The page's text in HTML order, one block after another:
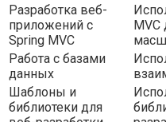
Разработка веб-
приложений с
Spring MVC
MVC
Работа с базами
данных
Шаблоны и
библиотеки для